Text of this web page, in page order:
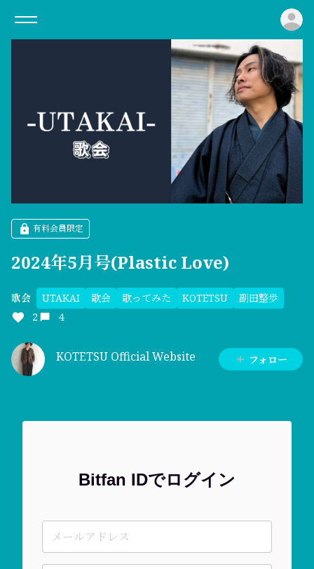
有料会員限定
2024年5月号(Plastic Love)
歌会 UTAKAI 歌会 歌ってみた KOTETSU
副田整歩
2
4
KOTETSU Official Website フォロー
Bitfan IDでログイン